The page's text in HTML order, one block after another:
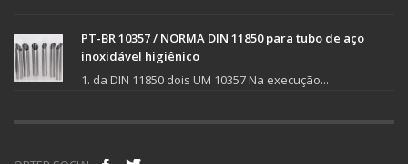
PT-BR 10357 / NORMA DIN 11850 para tubo de aço
inoxidável higiênico
1. da DIN 11850 dois UM 10357 Na execução...